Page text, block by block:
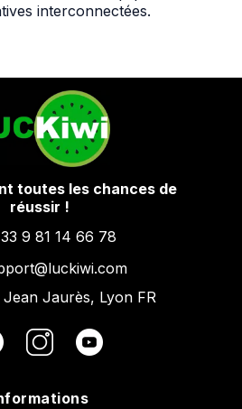
interconnectées.
toutes les chances de
réussir !
9 81 14 66 78
Jean Jaurès, Lyon FR